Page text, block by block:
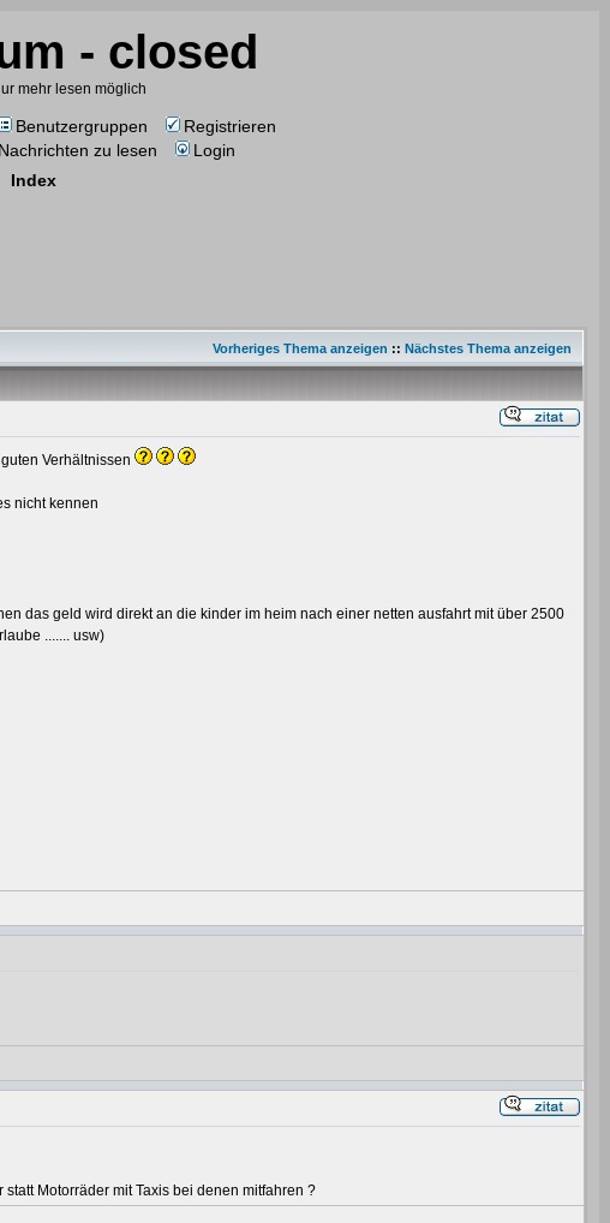
- closed
mehr lesen möglich
Benutzergruppen
Registrieren
zu lesen
Login
Index
Vorheriges Thema anzeigen :: Nächstes Thema anzeigen
Verhältnissen
nicht kennen
das geld wird direkt an die kinder im heim nach einer netten ausfahrt mit über 2500
....... usw)
Motorräder mit Taxis bei denen mitfahren ?